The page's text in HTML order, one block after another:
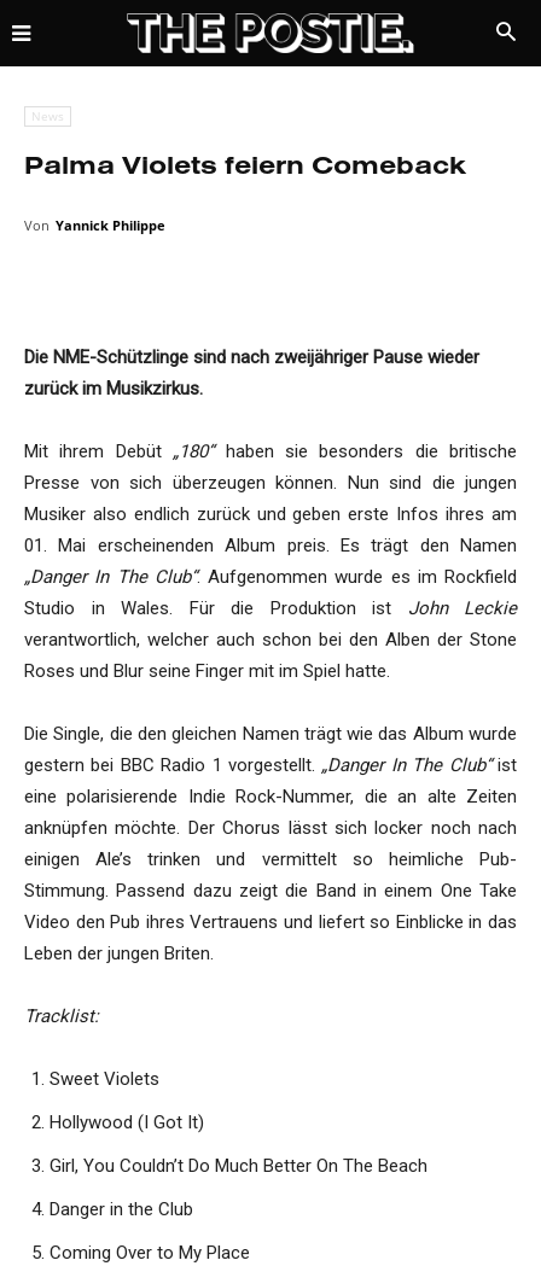
News
Palma Violets feiern Comeback
Von Yannick Philippe
Die NME-Schützlinge sind nach zweijähriger Pause wieder
zurück im Musikzirkus.
Mit ihrem Debüt „180“haben sie besonders die britische
Presse von sich überzeugen können. Nun sind die jungen
Musiker also endlich zurück und geben erste Infos ihres am
01. Mai erscheinenden Album preis. Es trägt den Namen
„Danger In The Club“. Aufgenommen wurde es im Rockfield
Studio in Wales. Für die Produktion ist John Leckie
verantwortlich, welcher auch schon bei den Alben der Stone
Roses und Blur seine Finger mit im Spiel hatte.
Die Single, die den gleichen Namen trägt wie das Album wurde
gestern bei BBC Radio 1 vorgestellt. „Danger In The Club“ist
eine polarisierende Indie Rock-Nummer, die an alte Zeiten
anknüpfen möchte. Der Chorus lässt sich locker noch nach
einigen Ale’s trinken und vermittelt so heimliche Pub-
Stimmung. Passend dazu zeigt die Band in einem One Take
Video den Pub ihres Vertrauens und liefert so Einblicke in das
Leben der jungen Briten.
Tracklist:
Sweet Violets
Hollywood (I Got It)
Girl, You Couldn’t Do Much Better On The Beach
Danger in the Club
Coming Over to My Place